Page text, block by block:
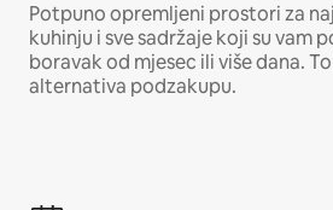
Potpuno opremljeni prostori za
kuhinju i sve sadržaje koji su vam
boravak od mjesec ili više dana.
alternativa podzakupu.